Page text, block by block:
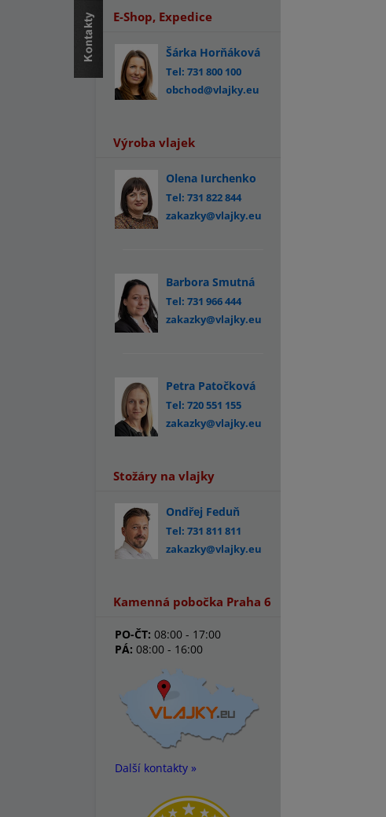
E-Shop, Expedice
Šárka Horňáková
Tel: 731 800 100
obchod@vlajky.eu
Výroba vlajek
Olena Iurchenko
Tel: 731 822 844
zakazky@vlajky.eu
Barbora Smutná
Tel: 731 966 444
zakazky@vlajky.eu
Petra Patočková
Tel: 720 551 155
zakazky@vlajky.eu
Stožáry na vlajky
Ondřej Feduň
Tel: 731 811 811
zakazky@vlajky.eu
Kamenná pobočka Praha 6
PO-ČT: 08:00 - 17:00
PÁ: 08:00 - 16:00
Další kontakty »